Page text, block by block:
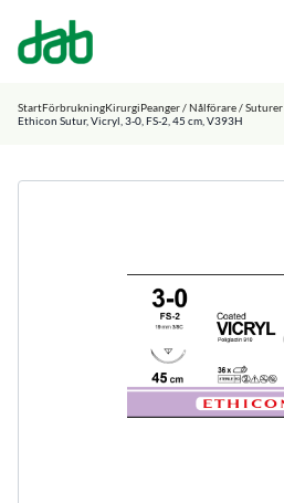
DAB Dental
StartFörbrukningKirurgiPeanger / Nålförare / Suturer
Ethicon Sutur, Vicryl, 3-0, FS-2, 45 cm, V393H